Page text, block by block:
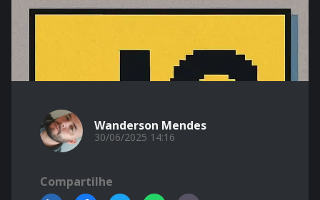
Wanderson Mendes
30/06/2025 14:16
Compartilhe